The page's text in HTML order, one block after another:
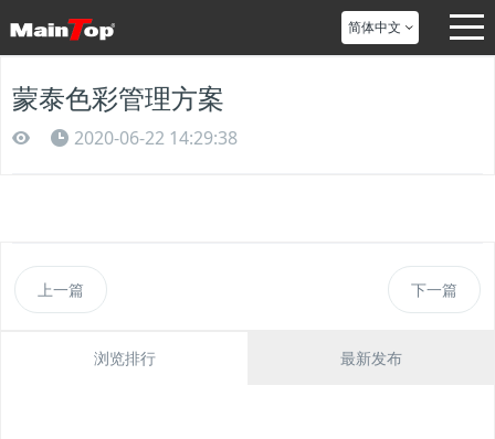
简体中文
蒙泰色彩管理方案
2020-06-22 14:29:38
上一篇 下一篇
浏览排行 最新发布